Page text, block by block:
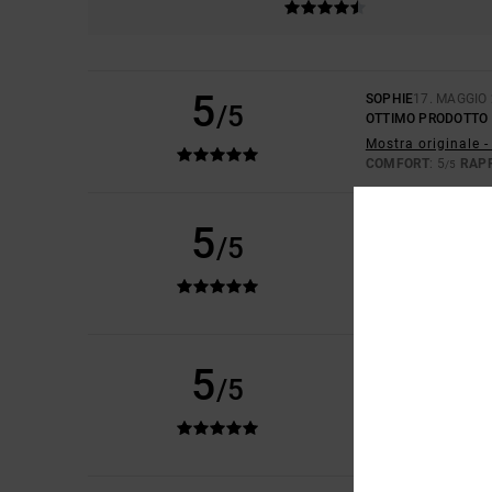
5/5
SOPHIE17. MAGGIO
OTTIMO PRODOTTO
Mostra originale -
COMFORT: 5/5
5/5
5/5
Mostra originale
CONSIGLIO